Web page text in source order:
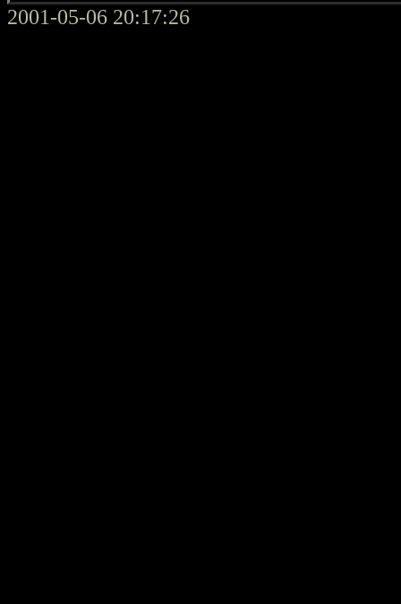
2001-05-06 20:17:26